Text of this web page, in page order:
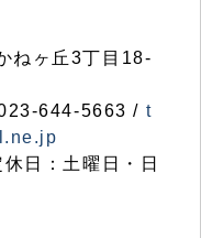
ねヶ丘3丁目18-
644-5663 / t
日：土曜日・日